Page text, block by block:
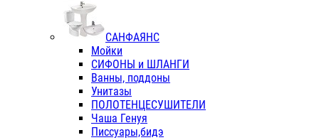
САНФАЯНС
Мойки
СИФОНЫ и ШЛАНГИ
Ванны, поддоны
Унитазы
ПОЛОТЕНЦЕСУШИТЕЛИ
Чаша Генуя
Писсуары,бидэ